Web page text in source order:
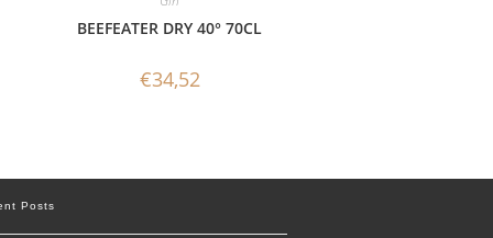
BEEFEATER DRY 40° 70CL
€34,52
Posts